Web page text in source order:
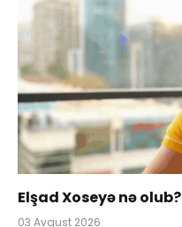
Elşad Xoseyə nə olub?
03 Avqust 2026